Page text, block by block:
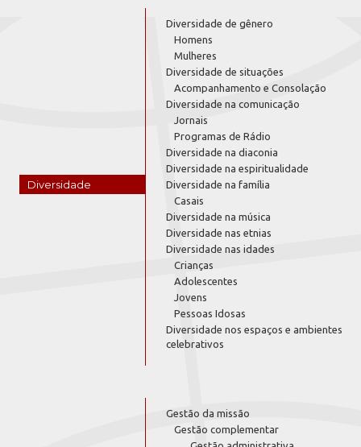
Diversidade
Diversidade de gênero
Homens
Mulheres
Diversidade de situações
Acompanhamento e Consolação
Diversidade na comunicação
Jornais
Programas de Rádio
Diversidade na diaconia
Diversidade na espiritualidade
Diversidade na família
Casais
Diversidade na música
Diversidade nas etnias
Diversidade nas idades
Crianças
Adolescentes
Jovens
Pessoas Idosas
Diversidade nos espaços e ambientes
celebrativos
Gestão da missão
Gestão complementar